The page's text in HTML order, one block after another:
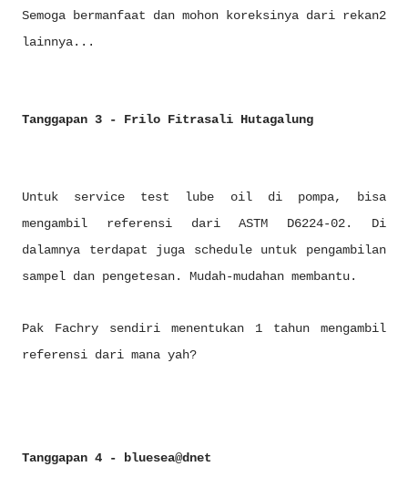
Semoga bermanfaat dan mohon koreksinya dari rekan2
lainnya...
Tanggapan 3 - Frilo Fitrasali Hutagalung
Untuk service test lube oil di pompa, bisa
mengambil referensi dari ASTM D6224-02. Di
dalamnya terdapat juga schedule untuk pengambilan
sampel dan pengetesan. Mudah-mudahan membantu.
Pak Fachry sendiri menentukan 1 tahun mengambil
referensi dari mana yah?
Tanggapan 4 - bluesea@dnet